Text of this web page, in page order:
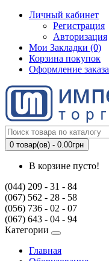
Личный кабинет
Регистрация
Авторизация
Мои Закладки (0)
Корзина покупок
Оформление заказа
0 товар(ов) - 0.00грн
В корзине пусто!
(044) 209 - 31 - 84
(067) 562 - 28 - 58
(056) 736 - 02 - 07
(067) 643 - 04 - 94
Категории
Главная